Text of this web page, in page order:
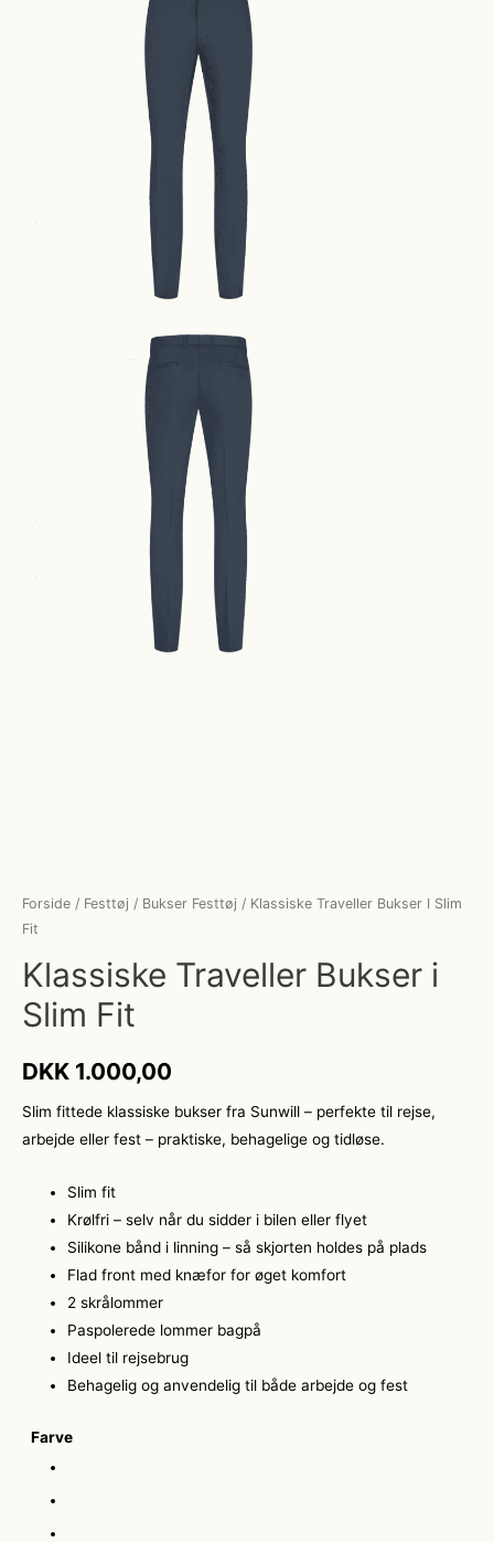
Forside / Festtøj / Bukser Festtøj / Klassiske Traveller Bukser I Slim
Fit
Klassiske Traveller Bukser i
Slim Fit
DKK 1.000,00
Slim fittede klassiske bukser fra Sunwill – perfekte til rejse,
arbejde eller fest – praktiske, behagelige og tidløse.
Slim fit
Krølfri – selv når du sidder i bilen eller flyet
Silikone bånd i linning – så skjorten holdes på plads
Flad front med knæfor for øget komfort
2 skrålommer
Paspolerede lommer bagpå
Ideel til rejsebrug
Behagelig og anvendelig til både arbejde og fest
Farve